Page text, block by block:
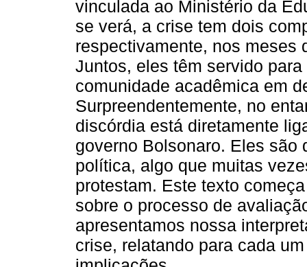
vinculada ao Ministério da
se verá, a crise tem dois
respectivamente, nos meses
Juntos, eles têm servido
comunidade acadêmica em
Surpreendentemente, no
discórdia está diretamente
governo Bolsonaro. Eles são
política, algo que muitas
protestam. Este texto
sobre o processo de
apresentamos nossa
crise, relatando para cada